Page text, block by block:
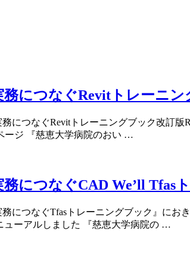
務につなぐRevitトレーニン
につなぐRevitトレーニングブック改訂
ージ 『慈恵大学病院のおい …
務につなぐCAD We’ll Tfas
務につなぐTfasトレーニングブック』に
ューアルしました 『慈恵大学病院の …